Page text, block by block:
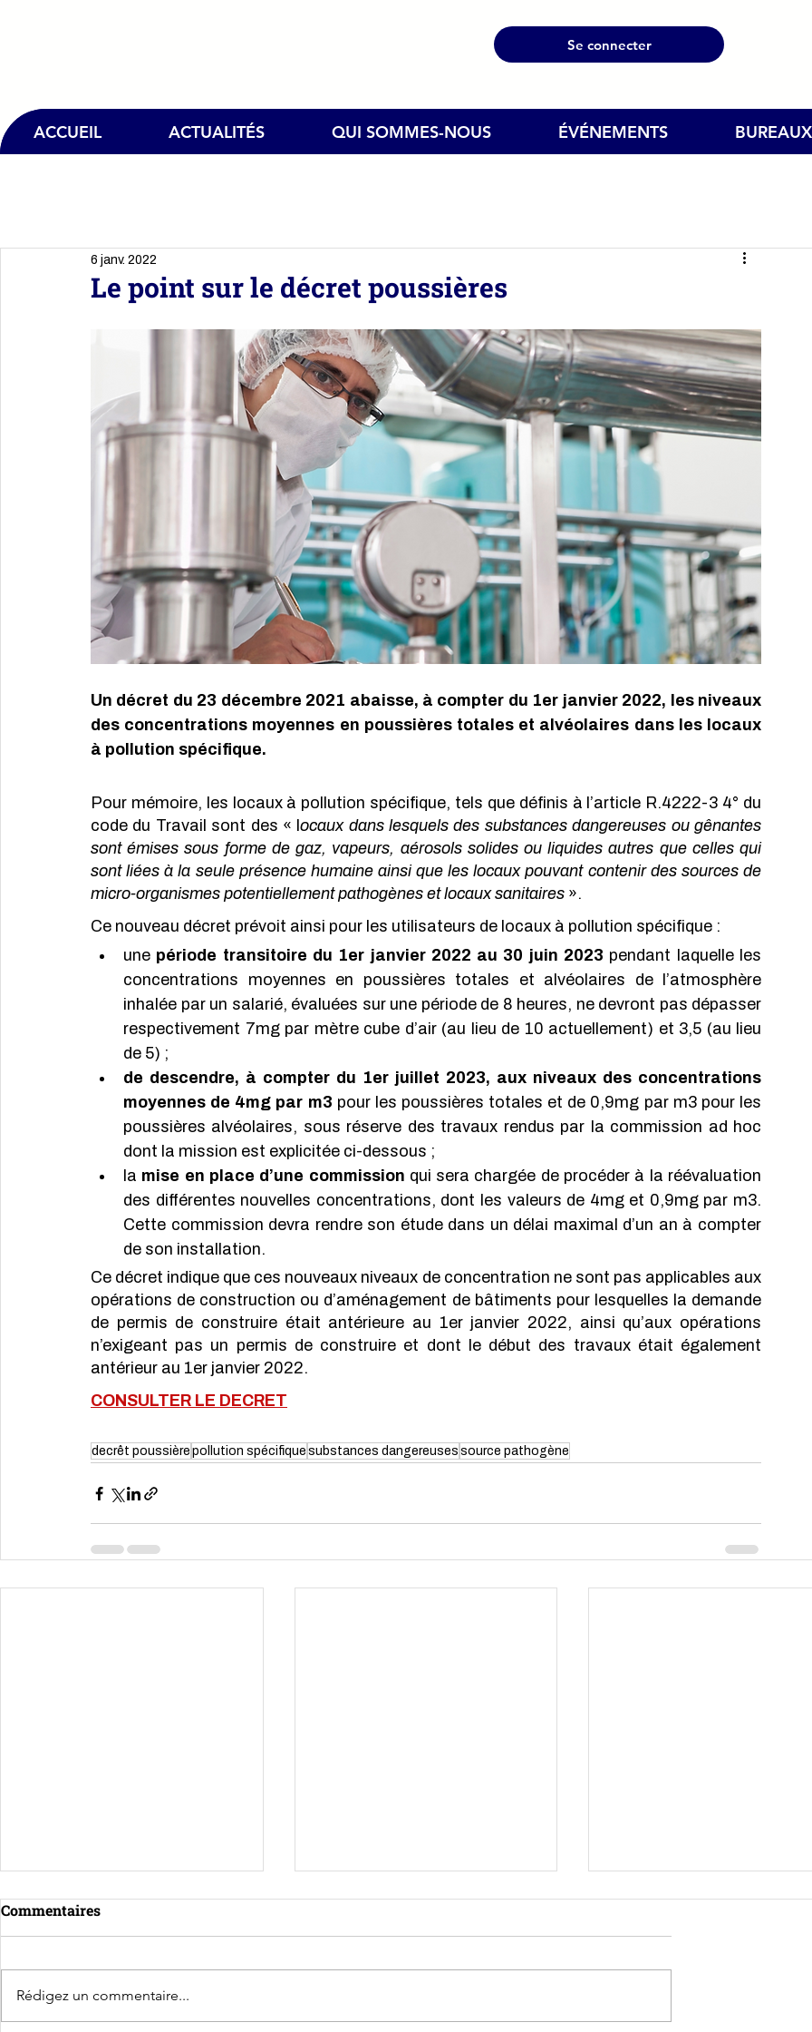
Se connecter
ACCUEIL ACTUALITÉS QUI SOMMES-NOUS ÉVÉNEMENTS BUREAUX
Le point sur le décret poussières
6 janv. 2022
Un décret du 23 décembre 2021 abaisse, à compter du 1er janvier 2022, les niveaux
des concentrations moyennes en poussières totales et alvéolaires dans les locaux
à pollution spécifique.
Pour mémoire, les locaux à pollution spécifique, tels que définis à l’article R.4222-3 4° du
code du Travail sont des « locaux dans lesquels des substances dangereuses ou gênantes
sont émises sous forme de gaz, vapeurs, aérosols solides ou liquides autres que celles qui
sont liées à la seule présence humaine ainsi que les locaux pouvant contenir des sources de
micro-organismes potentiellement pathogènes et locaux sanitaires ».
Ce nouveau décret prévoit ainsi pour les utilisateurs de locaux à pollution spécifique :
une période transitoire du 1er janvier 2022 au 30 juin 2023 pendant laquelle les
concentrations moyennes en poussières totales et alvéolaires de l’atmosphère
inhalée par un salarié, évaluées sur une période de 8 heures, ne devront pas dépasser
respectivement 7mg par mètre cube d’air (au lieu de 10 actuellement) et 3,5 (au lieu
de 5) ;
de descendre, à compter du 1er juillet 2023, aux niveaux des concentrations
moyennes de 4mg par m3 pour les poussières totales et de 0,9mg par m3 pour les
poussières alvéolaires, sous réserve des travaux rendus par la commission ad hoc
dont la mission est explicitée ci-dessous ;
la mise en place d’une commission qui sera chargée de procéder à la réévaluation
des différentes nouvelles concentrations, dont les valeurs de 4mg et 0,9mg par m3.
Cette commission devra rendre son étude dans un délai maximal d’un an à compter
de son installation.
Ce décret indique que ces nouveaux niveaux de concentration ne sont pas applicables aux
opérations de construction ou d’aménagement de bâtiments pour lesquelles la demande
de permis de construire était antérieure au 1er janvier 2022, ainsi qu’aux opérations
n’exigeant pas un permis de construire et dont le début des travaux était également
antérieur au 1er janvier 2022.
CONSULTER LE DECRET
decrêt poussière pollution spécifique substances dangereuses source pathogène
Commentaires
Rédigez un commentaire...